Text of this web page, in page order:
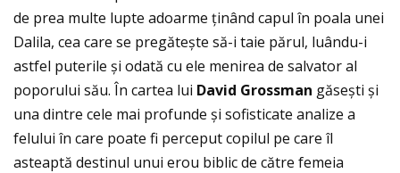
de prea multe lupte adoarme ţinând capul în poala unei
Dalila, cea care se pregătește să-i taie părul, luându-i
astfel puterile și odată cu ele menirea de salvator al
poporului său. În cartea lui David Grossman găsești și
una dintre cele mai profunde și sofisticate analize a
felului în care poate fi perceput copilul pe care îl
asteaptă destinul unui erou biblic de către femeia